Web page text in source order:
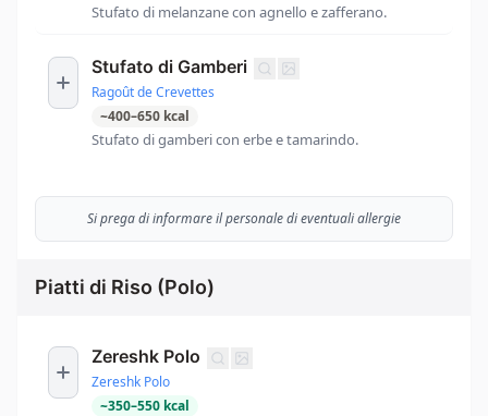
Stufato di melanzane con agnello e zafferano.
Stufato di Gamberi
Ragoût de Crevettes
~400–650 kcal
Stufato di gamberi con erbe e tamarindo.
Si prega di informare il personale di eventuali allergie
Piatti di Riso (Polo)
Zereshk Polo
Zereshk Polo
~350–550 kcal